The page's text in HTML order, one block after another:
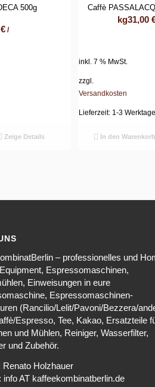
500g
€/
Zeige Details
Caffè
31,00
kg
inkl. 7 % MwSt.
zzgl.
Versandkosten
Lieferzeit: 1-3
In den Warenkorb
– professionelles und
Espressomaschinen,
Einweisungen in eure
Espressomaschinen-
(Rancilio/Lelit/Pavoni/Bezzera/
Espresso, Tee, Kakao, Ersatzteile
und Mühlen, Reiniger, Wasserfilter,
und Zubehör.
Renato Holzhauer
info AT kaffeekombinatberlin.de